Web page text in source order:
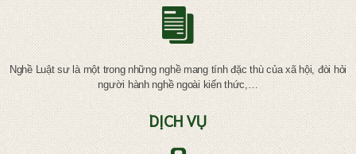
Nghề Luật sư là một trong những nghề mang tính đặc thù của xã hội, đòi hỏi
người hành nghề ngoài kiến thức,…
DỊCH VỤ